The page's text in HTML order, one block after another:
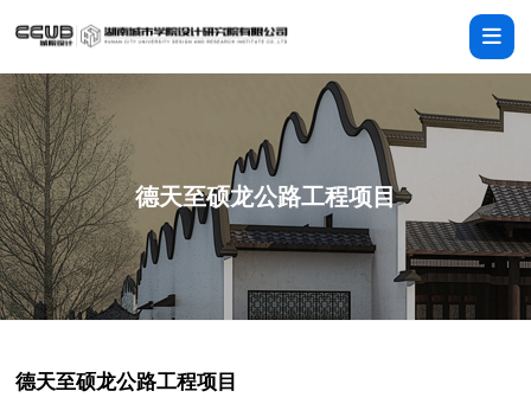
德天至硕龙公路工程项目
德天至硕龙公路工程项目